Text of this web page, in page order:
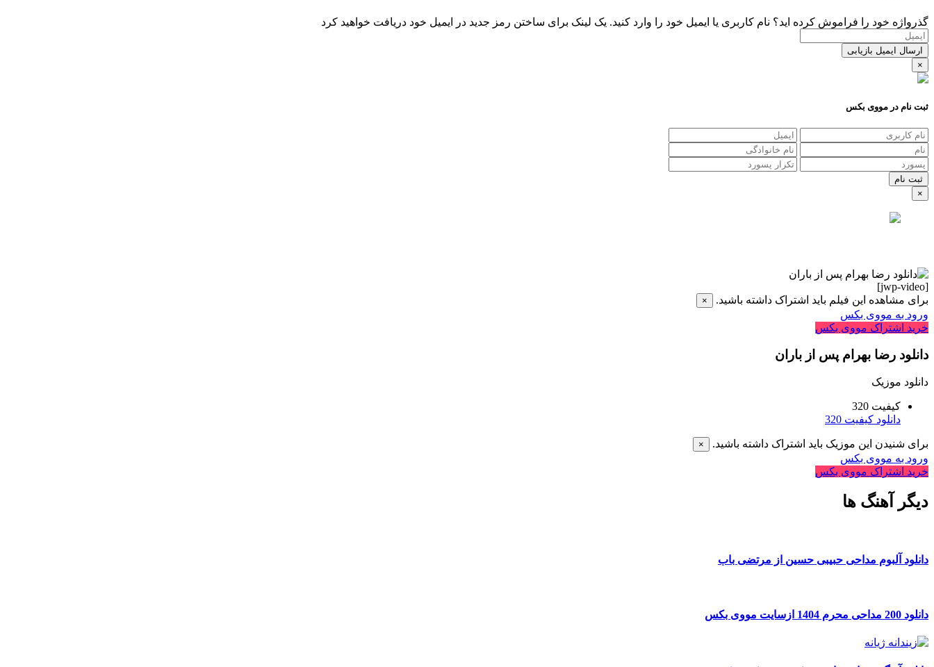
گذرواژه خود را فراموش کرده اید؟ نام کاربری یا ایمیل خود را وارد کنید. یک لینک برای ساختن رمز جدید در ایمیل خود دریافت خواهید کرد
ارسال ایمیل بازیابی
×
ثبت نام در مووی بکس
×
[jwp-video]
برای مشاهده این فیلم باید اشتراک داشته باشید.
×
ورود به مووی بکس
خرید اشتراک مووی بکس
دانلود رضا بهرام پس از باران
دانلود موزیک
کیفیت 320
دانلود کیفیت 320
برای شنیدن این موزیک باید اشتراک داشته باشید. ×
ورود به مووی بکس
خرید اشتراک مووی بکس
دیگر آهنگ ها
دانلود آلبوم مداحی حبیبی حسین از مرتضی باب
دانلود 200 مداحی محرم 1404 ازسایت مووی بکس